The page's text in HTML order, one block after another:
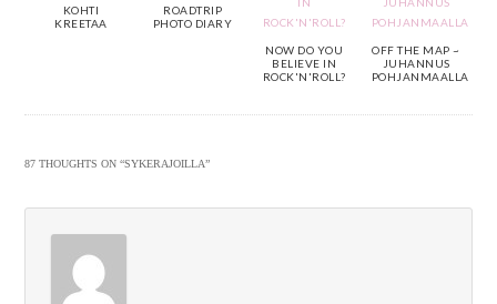
KOHTI
KREETAA
ROADTRIP
PHOTO DIARY
NOW DO YOU
BELIEVE IN
ROCK'N'ROLL?
OFF THE MAP ~
JUHANNUS
POHJANMAALLA
87 THOUGHTS ON “SYKERAJOILLA”